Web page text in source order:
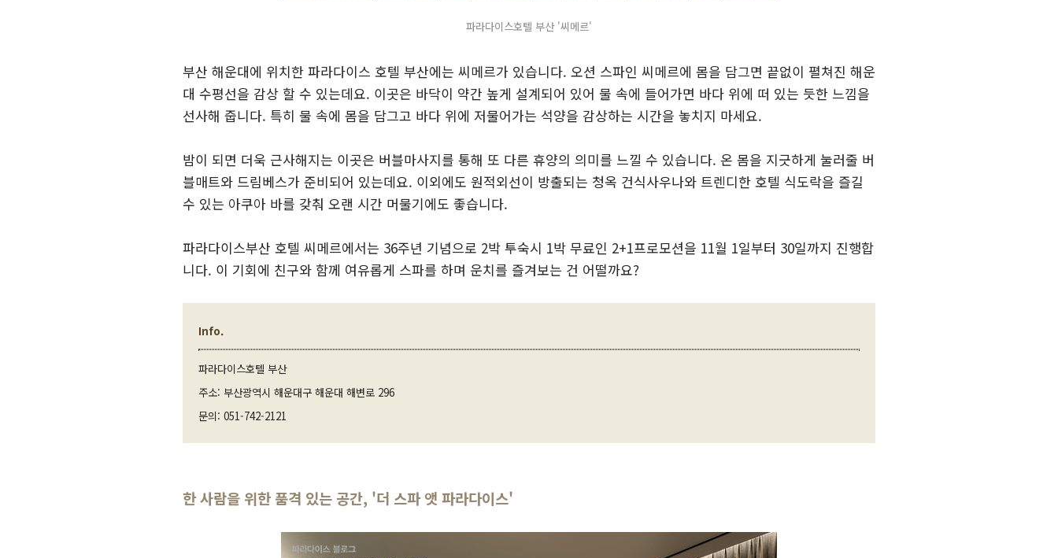
파라다이스호텔 부산 '씨메르'
부산 해운대에 위치한 파라다이스 호텔 부산에는 씨메르가 있습니다. 오션 스파인 씨메르에 몸을 담그면 끝없이 펼쳐진 해운
대 수평선을 감상 할 수 있는데요. 이곳은 바닥이 약간 높게 설계되어 있어 물 속에 들어가면 바다 위에 떠 있는 듯한 느낌을
선사해 줍니다. 특히 물 속에 몸을 담그고 바다 위에 저물어가는 석양을 감상하는 시간을 놓치지 마세요.
밤이 되면 더욱 근사해지는 이곳은 버블마사지를 통해 또 다른 휴양의 의미를 느낄 수 있습니다. 온 몸을 지긋하게 눌러줄 버
블매트와 드림베스가 준비되어 있는데요. 이외에도 원적외선이 방출되는 청옥 건식사우나와 트렌디한 호텔 식도락을 즐길
수 있는 아쿠아 바를 갖춰 오랜 시간 머물기에도 좋습니다.
파라다이스부산 호텔 씨메르에서는 36주년 기념으로 2박 투숙시 1박 무료인 2+1프로모션을 11월 1일부터 30일까지 진행합
니다. 이 기회에 친구와 함께 여유롭게 스파를 하며 운치를 즐겨보는 건 어떨까요?
Info.
파라다이스호텔 부산
주소: 부산광역시 해운대구 해운대 해변로 296
문의: 051-742-2121
한 사람을 위한 품격 있는 공간, '더 스파 앳 파라다이스'